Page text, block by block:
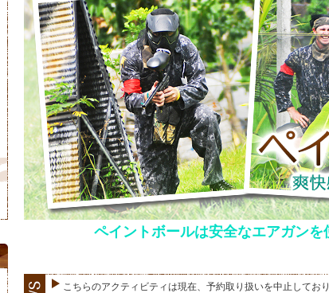
ペイントボールは安全なエアガン
こちらのアクティビティは現在、予約取り扱いを中止してお